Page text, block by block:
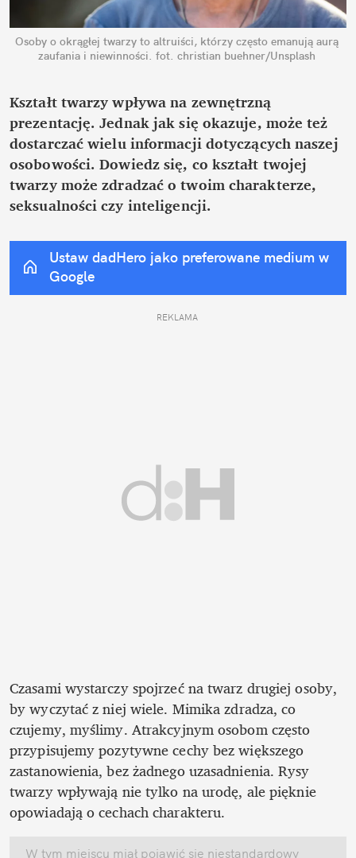
Osoby o okrągłej twarzy to altruiści, którzy często emanują aurą
zaufania i niewinności. fot. christian buehner/Unsplash
Kształt twarzy wpływa na zewnętrzną
prezentację. Jednak jak się okazuje, może też
dostarczać wielu informacji dotyczących naszej
osobowości. Dowiedz się, co kształt twojej
twarzy może zdradzać o twoim charakterze,
seksualności czy inteligencji.
Ustaw dadHero jako preferowane medium w
Google
REKLAMA
Czasami wystarczy spojrzeć na twarz drugiej osoby,
by wyczytać z niej wiele. Mimika zdradza, co
czujemy, myślimy. Atrakcyjnym osobom często
przypisujemy pozytywne cechy bez większego
zastanowienia, bez żadnego uzasadnienia. Rysy
twarzy wpływają nie tylko na urodę, ale pięknie
opowiadają o cechach charakteru.
W tym miejscu miał pojawić się niestandardowy